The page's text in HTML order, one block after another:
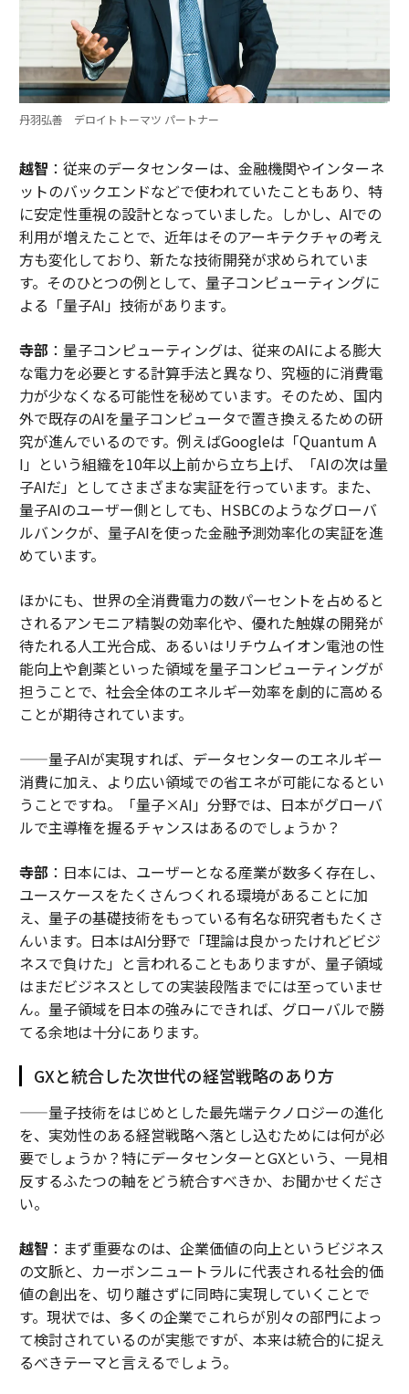
丹羽弘善 デロイトトーマツ パートナー
越智 ：従来のデータセンターは、金融機関やインターネ
ットのバックエンドなどで使われていたこともあり、特
に安定性重視の設計となっていました。しかし、AIでの
利用が増えたことで、近年はそのアーキテクチャの考え
方も変化しており、新たな技術開発が求められていま
す。そのひとつの例として、量子コンピューティングに
よる「量子AI」技術があります。
寺部 ：量子コンピューティングは、従来のAIによる膨大
な電力を必要とする計算手法と異なり、究極的に消費電
力が少なくなる可能性を秘めています。そのため、国内
外で既存のAIを量子コンピュータで置き換えるための研
究が進んでいるのです。例えばGoogleは「Quantum A
I」という組織を10年以上前から立ち上げ、「AIの次は量
子AIだ」としてさまざまな実証を行っています。また、
量子AIのユーザー側としても、HSBCのようなグローバ
ルバンクが、量子AIを使った金融予測効率化の実証を進
めています。
ほかにも、世界の全消費電力の数パーセントを占めると
されるアンモニア精製の効率化や、優れた触媒の開発が
待たれる人工光合成、あるいはリチウムイオン電池の性
能向上や創薬といった領域を量子コンピューティングが
担うことで、社会全体のエネルギー効率を劇的に高める
ことが期待されています。
——量子AIが実現すれば、データセンターのエネルギー
消費に加え、より広い領域での省エネが可能になるとい
うことですね。「量子×AI」分野では、日本がグローバ
ルで主導権を握るチャンスはあるのでしょうか？
寺部 ：日本には、ユーザーとなる産業が数多く存在し、
ユースケースをたくさんつくれる環境があることに加
え、量子の基礎技術をもっている有名な研究者もたくさ
んいます。日本はAI分野で「理論は良かったけれどビジ
ネスで負けた」と言われることもありますが、量子領域
はまだビジネスとしての実装段階までには至っていませ
ん。量子領域を日本の強みにできれば、グローバルで勝
てる余地は十分にあります。
GXと統合した次世代の経営戦略のあり方
——量子技術をはじめとした最先端テクノロジーの進化
を、実効性のある経営戦略へ落とし込むためには何が必
要でしょうか？特にデータセンターとGXという、一見相
反するふたつの軸をどう統合すべきか、お聞かせくださ
い。
越智 ：まず重要なのは、企業価値の向上というビジネス
の文脈と、カーボンニュートラルに代表される社会的価
値の創出を、切り離さずに同時に実現していくことで
す。現状では、多くの企業でこれらが別々の部門によっ
て検討されているのが実態ですが、本来は統合的に捉え
るべきテーマと言えるでしょう。